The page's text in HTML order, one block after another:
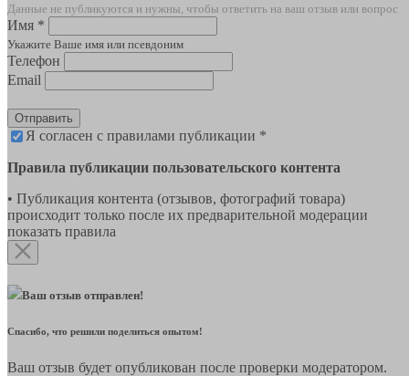
Данные не публикуются и нужны, чтобы ответить на ваш отзыв или вопрос
Имя *
Укажите Ваше имя или псевдоним
Телефон
Email
Отправить
Я согласен с правилами публикации *
Правила публикации пользовательского контента
• Публикация контента (отзывов, фотографий товара)
происходит только после их предварительной модерации
показать правила
Ваш отзыв отправлен!
Спасибо, что решили поделиться опытом!
Ваш отзыв будет опубликован после проверки модератором.